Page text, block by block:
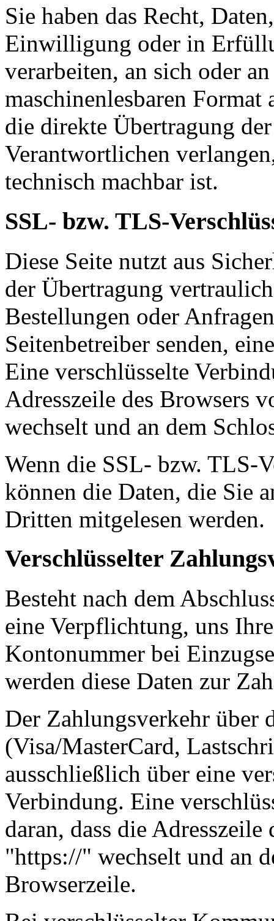
Sie haben das Recht,
Einwilligung oder in
verarbeiten, an sich oder
maschinenlesbaren Format
die direkte Übertragung
Verantwortlichen
technisch machbar ist.
SSL- bzw. TLS-
Diese Seite nutzt aus
der Übertragung
Bestellungen oder
Seitenbetreiber senden,
Eine verschlüsselte
Adresszeile des Browsers
wechselt und an dem
Wenn die SSL- bzw. TLS-
können die Daten, die Sie
Dritten mitgelesen werden.
Verschlüsselter
Besteht nach dem
eine Verpflichtung, uns
Kontonummer bei
werden diese Daten zur
Der Zahlungsverkehr über
(Visa/MasterCard,
ausschließlich über eine
Verbindung. Eine
daran, dass die
"https://" wechselt und an
Browserzeile.